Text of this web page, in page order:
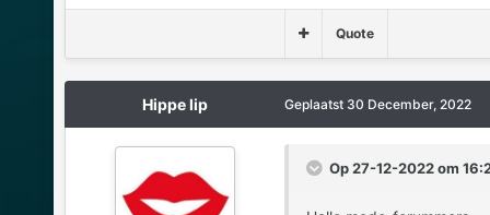
Quote
Hippe lip Geplaatst 30 December, 2022
Op 27-12-2022 om